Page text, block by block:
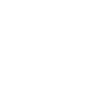
先とシー